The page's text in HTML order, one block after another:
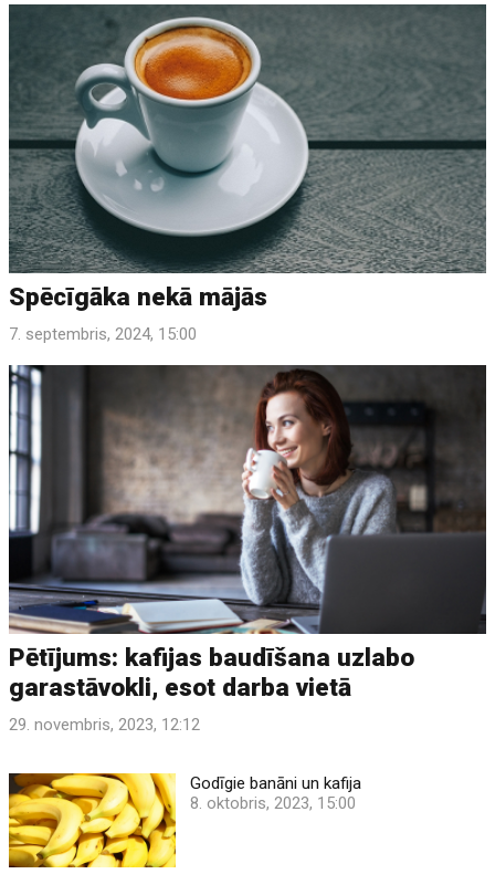
Spēcīgāka nekā mājās
7. septembris, 2024, 15:00
Pētījums: kafijas baudīšana uzlabo
garastāvokli, esot darba vietā
29. novembris, 2023, 12:12
Godīgie banāni un kafija
8. oktobris, 2023, 15:00